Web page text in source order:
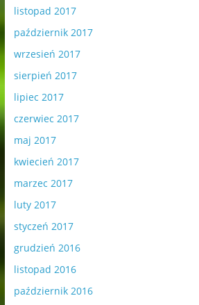
listopad 2017
październik 2017
wrzesień 2017
sierpień 2017
lipiec 2017
czerwiec 2017
maj 2017
kwiecień 2017
marzec 2017
luty 2017
styczeń 2017
grudzień 2016
listopad 2016
październik 2016